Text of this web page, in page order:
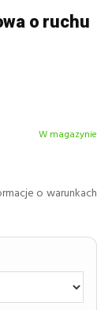
o ruchu
W magazynie
o warunkach